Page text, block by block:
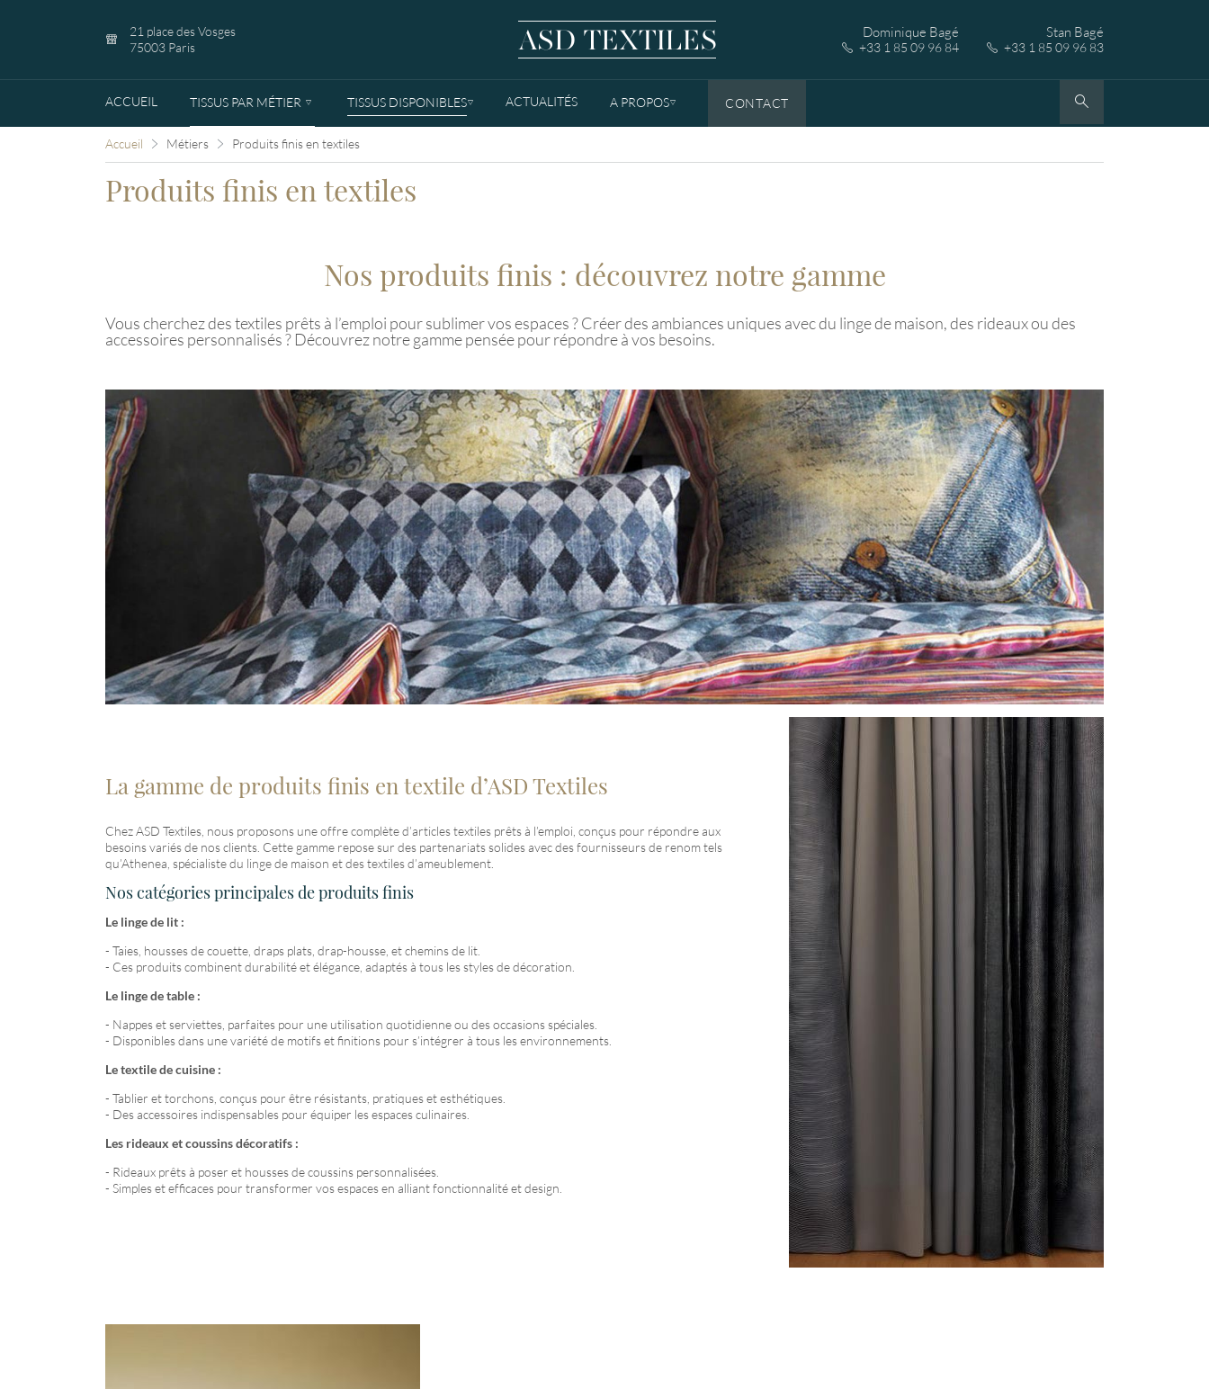
Produits finis en textiles
Nos produits finis : découvrez notre gamme
Vous cherchez des textiles prêts à l’emploi pour sublimer vos espaces ? Créer des ambiances uniques avec du linge de maison, des rideaux ou des
accessoires personnalisés ? Découvrez notre gamme pensée pour répondre à vos besoins.
La gamme de produits finis en textile d’ASD Textiles
Chez ASD Textiles, nous proposons une offre complète d’articles textiles prêts à l’emploi, conçus pour répondre aux
besoins variés de nos clients. Cette gamme repose sur des partenariats solides avec des fournisseurs de renom tels
qu’Athenea, spécialiste du linge de maison et des textiles d’ameublement.
Nos catégories principales de produits finis
Le linge de lit :
- Taies, housses de couette, draps plats, drap-housse, et chemins de lit.
- Ces produits combinent durabilité et élégance, adaptés à tous les styles de décoration.
Le linge de table :
- Nappes et serviettes, parfaites pour une utilisation quotidienne ou des occasions spéciales.
- Disponibles dans une variété de motifs et finitions pour s’intégrer à tous les environnements.
Le textile de cuisine :
- Tablier et torchons, conçus pour être résistants, pratiques et esthétiques.
- Des accessoires indispensables pour équiper les espaces culinaires.
Les rideaux et coussins décoratifs :
- Rideaux prêts à poser et housses de coussins personnalisées.
- Simples et efficaces pour transformer vos espaces en alliant fonctionnalité et design.
21 place des Vosges
75003 Paris
Dominique Bagé
+33 1 85 09 96 84
Stan Bagé
+33 1 85 09 96 83
ACCUEIL TISSUS PAR MÉTIER TISSUS DISPONIBLESTOGGLE DROPDOWNACTUALITÉS A PROPOSTOGGLE DROPDOWNCONTACT
Accueil Métiers Produits finis en textiles